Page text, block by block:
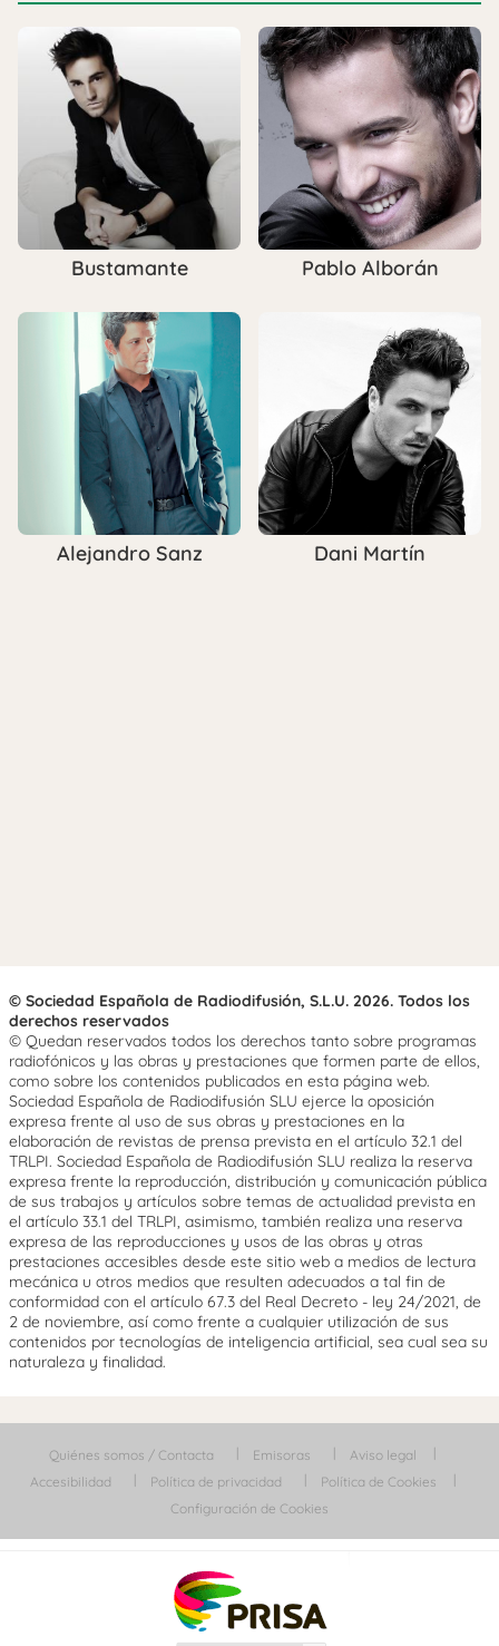
Bustamante Pablo Alborán
Alejandro Sanz Dani Martín
© Sociedad Española de Radiodifusión, S.L.U. 2026. Todos los
derechos reservados
© Quedan reservados todos los derechos tanto sobre programas
radiofónicos y las obras y prestaciones que formen parte de ellos,
como sobre los contenidos publicados en esta página web.
Sociedad Española de Radiodifusión SLU ejerce la oposición
expresa frente al uso de sus obras y prestaciones en la
elaboración de revistas de prensa prevista en el artículo 32.1 del
TRLPI. Sociedad Española de Radiodifusión SLU realiza la reserva
expresa frente la reproducción, distribución y comunicación pública
de sus trabajos y artículos sobre temas de actualidad prevista en
el artículo 33.1 del TRLPI, asimismo, también realiza una reserva
expresa de las reproducciones y usos de las obras y otras
prestaciones accesibles desde este sitio web a medios de lectura
mecánica u otros medios que resulten adecuados a tal fin de
conformidad con el artículo 67.3 del Real Decreto - ley 24/2021, de
2 de noviembre, así como frente a cualquier utilización de sus
contenidos por tecnologías de inteligencia artificial, sea cual sea su
naturaleza y finalidad.
Quiénes somos / Contacta Emisoras
Aviso legal
Accesibilidad
Política de privacidad
Política de Cookies
Configuración de Cookies